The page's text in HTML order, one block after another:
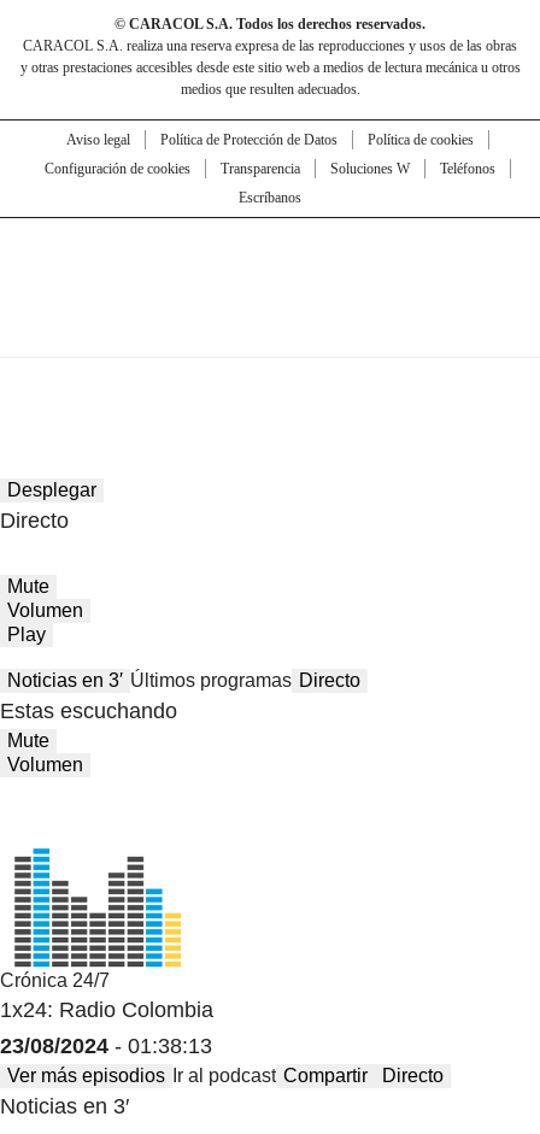
© CARACOL S.A. Todos los derechos reservados.
CARACOL S.A. realiza una reserva expresa de las reproducciones y usos de las obras
y otras prestaciones accesibles desde este sitio web a medios de lectura mecánica u otros
medios que resulten adecuados.
Aviso legal Política de Protección de Datos
Política de cookies
Configuración de cookies
Transparencia Soluciones W
Teléfonos
Escríbanos
Desplegar
Directo
Mute
Volumen
Play
Noticias en 3′ Últimos programas Directo
Estas escuchando
Mute
Volumen
Crónica 24/7
1x24: Radio Colombia
23/08/2024 - 01:38:13
Ver más episodios Ir al podcast Compartir Directo
Noticias en 3′